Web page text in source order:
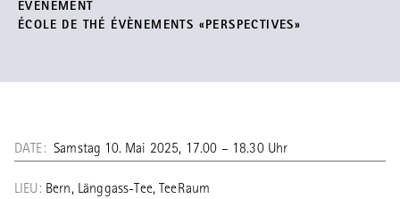
ÉVÉNEMENT
ÉCOLE DE THÉ ÉVÈNEMENTS «PERSPECTIVES»
DATE:Samstag 10. Mai 2025, 17.00 – 18.30 Uhr
LIEU: Bern, Länggass-Tee, TeeRaum